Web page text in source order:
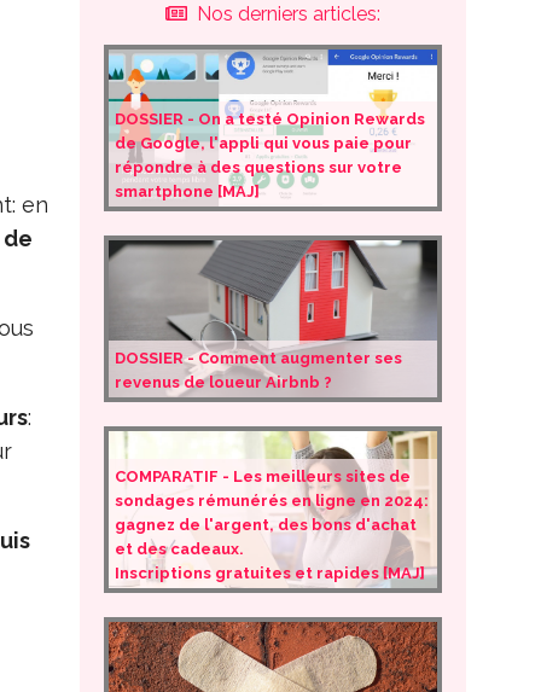
en
de
:
Nos derniers articles:
DOSSIER - On a testé Opinion Rewards
de Google, l'appli qui vous paie pour
répondre à des questions sur votre
smartphone [MAJ]
DOSSIER - Comment augmenter ses
revenus de loueur Airbnb ?
COMPARATIF - Les meilleurs sites de
sondages rémunérés en ligne en 2024:
gagnez de l'argent, des bons d'achat
et des cadeaux.
Inscriptions gratuites et rapides [MAJ]